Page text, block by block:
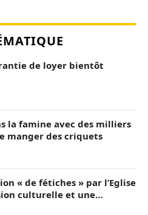
de loyer bientôt
la famine avec des milliers
manger des criquets
« de fétiches » par l’Eglise
culturelle et une